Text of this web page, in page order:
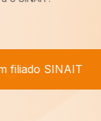
Quero ser